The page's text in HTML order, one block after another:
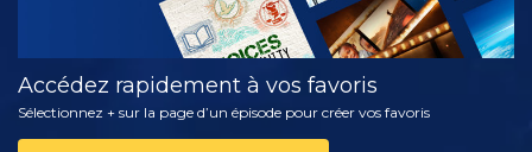
Accédez rapidement à vos favoris
Sélectionnez + sur la page d’un épisode pour créer vos favoris